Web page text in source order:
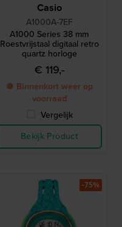
Casio
A1000A-7EF
A1000 Series 38 mm
Roestvrijstaal digitaal retro
quartz horloge
€ 119,-
● Binnenkort weer op
voorraad
Vergelijk
Bekijk Product
-75%